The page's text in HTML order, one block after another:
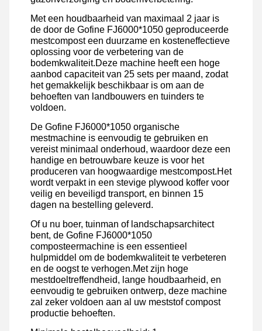
Met een houdbaarheid van maximaal 2 jaar is
de door de Gofine FJ6000*1050 geproduceerde
mestcompost een duurzame en kosteneffectieve
oplossing voor de verbetering van de
bodemkwaliteit.Deze machine heeft een hoge
aanbod capaciteit van 25 sets per maand, zodat
het gemakkelijk beschikbaar is om aan de
behoeften van landbouwers en tuinders te
voldoen.
De Gofine FJ6000*1050 organische
mestmachine is eenvoudig te gebruiken en
vereist minimaal onderhoud, waardoor deze een
handige en betrouwbare keuze is voor het
produceren van hoogwaardige mestcompost.Het
wordt verpakt in een stevige plywood koffer voor
veilig en beveiligd transport, en binnen 15
dagen na bestelling geleverd.
Of u nu boer, tuinman of landschapsarchitect
bent, de Gofine FJ6000*1050
composteermachine is een essentieel
hulpmiddel om de bodemkwaliteit te verbeteren
en de oogst te verhogen.Met zijn hoge
mestdoeltreffendheid, lange houdbaarheid, en
eenvoudig te gebruiken ontwerp, deze machine
zal zeker voldoen aan al uw meststof compost
productie behoeften.